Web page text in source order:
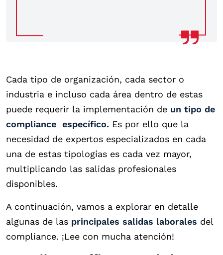
Cada tipo de organización, cada sector o
industria e incluso cada área dentro de estas
puede requerir la implementación de un tipo de
compliance específico. Es por ello que la
necesidad de expertos especializados en cada
una de estas tipologías es cada vez mayor,
multiplicando las salidas profesionales
disponibles.
A continuación, vamos a explorar en detalle
algunas de las principales salidas laborales del
compliance. ¡Lee con mucha atención!